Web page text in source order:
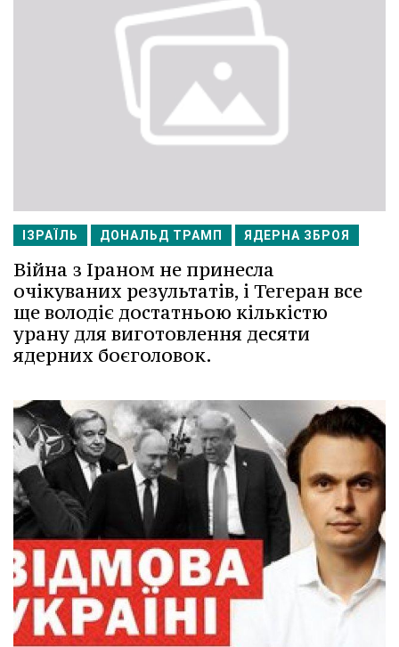
ІЗРАЇЛЬ ДОНАЛЬД ТРАМП ЯДЕРНА ЗБРОЯ
Війна з Іраном не принесла
очікуваних результатів, і Тегеран все
ще володіє достатньою кількістю
урану для виготовлення десяти
ядерних боєголовок.